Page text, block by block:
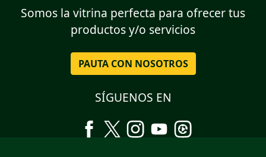
Somos la vitrina perfecta para ofrecer tus
productos y/o servicios
PAUTA CON NOSOTROS
SÍGUENOS EN